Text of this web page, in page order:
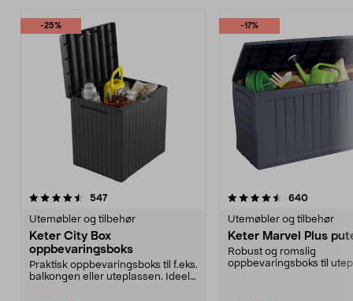
-25%
547anmeldelser
Utemøbler og tilbehør
Keter City Box
oppbevaringsboks
Praktisk oppbevaringsboks til f.eks.
balkongen eller uteplassen. Ideell
-17%
4.5 av 5 stjerner 640
Utemøbler og tilbehør
Keter Marvel Plus
Robust og romslig
oppbevaringsboks til
4.0 av 5 stjerner